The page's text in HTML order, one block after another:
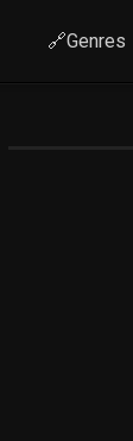
🔗Genres